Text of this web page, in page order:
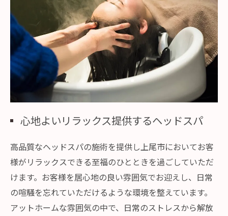
心地よいリラックス提供するヘッドスパ
高品質なヘッドスパの施術を提供し上尾市においてお客
様がリラックスできる至福のひとときを過ごしていただ
けます。お客様を居心地の良い雰囲気でお迎えし、日常
の喧騒を忘れていただけるような環境を整えています。
アットホームな雰囲気の中で、日常のストレスから解放